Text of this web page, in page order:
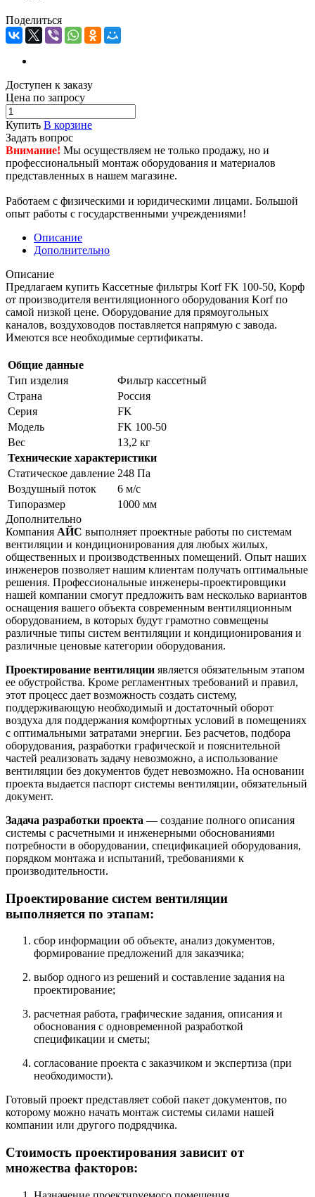
Поделиться
Доступен к заказу
Цена по запросу
Купить В корзине
Задать вопрос
Внимание! Мы осуществляем не только продажу, но и
профессиональный монтаж оборудования и материалов
представленных в нашем магазине.
Работаем с физическими и юридическими лицами. Большой
опыт работы с государственными учреждениями!
Описание
Дополнительно
Описание
Предлагаем купить Кассетные фильтры Korf FK 100-50, Корф
от производителя вентиляционного оборудования Korf по
самой низкой цене. Оборудование для прямоугольных
каналов, воздуховодов поставляется напрямую с завода.
Имеются все необходимые сертификаты.
Общие данные
Тип изделия
Фильтр кассетный
Страна
Россия
Серия
FK
Модель
FK 100-50
Вес
13,2 кг
Технические характеристики
Статическое давление 248 Па
Воздушный поток
6 м/с
Типоразмер
1000 мм
Дополнительно
Компания АЙС выполняет проектные работы по системам
вентиляции и кондиционирования для любых жилых,
общественных и производственных помещений. Опыт наших
инженеров позволяет нашим клиентам получать оптимальные
решения. Профессиональные инженеры-проектировщики
нашей компании смогут предложить вам несколько вариантов
оснащения вашего объекта современным вентиляционным
оборудованием, в которых будут грамотно совмещены
различные типы систем вентиляции и кондиционирования и
различные ценовые категории оборудования.
Проектирование вентиляции является обязательным этапом
ее обустройства. Кроме регламентных требований и правил,
этот процесс дает возможность создать систему,
поддерживающую необходимый и достаточный оборот
воздуха для поддержания комфортных условий в помещениях
с оптимальными затратами энергии. Без расчетов, подбора
оборудования, разработки графической и пояснительной
частей реализовать задачу невозможно, а использование
вентиляции без документов будет невозможно. На основании
проекта выдается паспорт системы вентиляции, обязательный
документ.
Задача разработки проекта — создание полного описания
системы с расчетными и инженерными обоснованиями
потребности в оборудовании, спецификацией оборудования,
порядком монтажа и испытаний, требованиями к
производительности.
Проектирование систем вентиляции
выполняется по этапам:
сбор информации об объекте, анализ документов,
формирование предложений для заказчика;
выбор одного из решений и составление задания на
проектирование;
расчетная работа, графические задания, описания и
обоснования с одновременной разработкой
спецификации и сметы;
согласование проекта с заказчиком и экспертиза (при
необходимости).
Готовый проект представляет собой пакет документов, по
которому можно начать монтаж системы силами нашей
компании или другого подрядчика.
Стоимость проектирования зависит от
множества факторов: